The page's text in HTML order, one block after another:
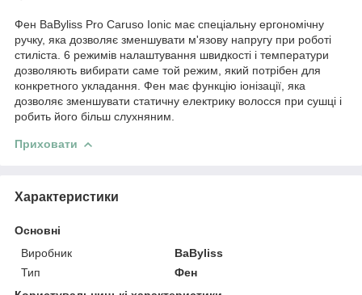
Фен BaByliss Pro Caruso Ionic має спеціальну ергономічну
ручку, яка дозволяє зменшувати м'язову напругу при роботі
стиліста. 6 режимів налаштування швидкості і температури
дозволяють вибирати саме той режим, який потрібен для
конкретного укладання. Фен має функцію іонізації, яка
дозволяє зменшувати статичну електрику волосся при сушці і
робить його більш слухняним.
Приховати
Характеристики
Основні
Виробник
BaByliss
Тип
Фен